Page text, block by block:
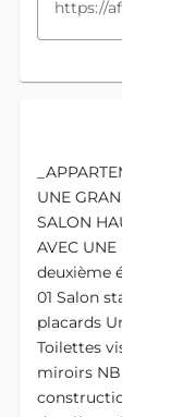
_APPARTEMENT
UNE GRANDE
SALON HAUT
AVEC UNE BELLE
deuxième étage
01 Salon staffé Un
placards Une
Toilettes visiteur
miroirs NB
construction